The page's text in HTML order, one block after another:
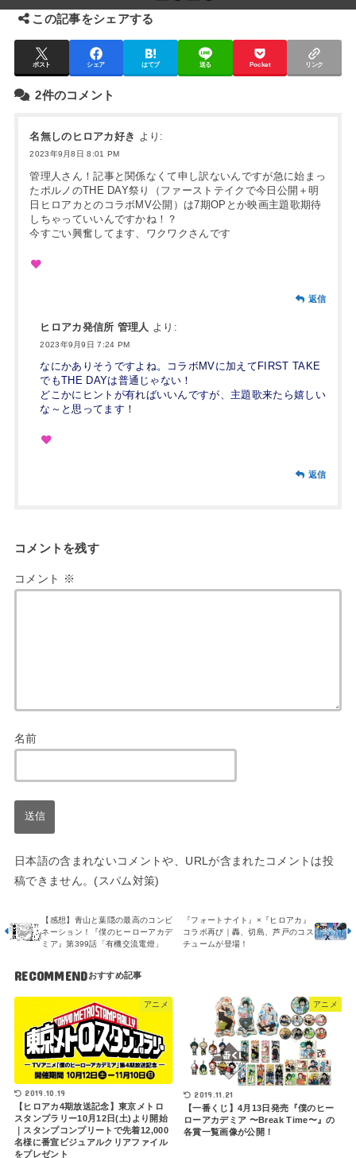
この記事をシェアする
ポスト シェア はてブ 送る Pocket リンク
2件のコメント
名無しのヒロアカ好き より:
2023年9月8日 8:01 PM
管理人さん！記事と関係なくて申し訳ないんですが急に始まっ
たポルノのTHE DAY祭り（ファーストテイクで今日公開＋明
日ヒロアカとのコラボMV公開）は7期OPとか映画主題歌期待
しちゃっていいんですかね！？
今すごい興奮してます、ワクワクさんです
返信
ヒロアカ発信所 管理人 より:
2023年9月9日 7:24 PM
なにかありそうですよね。コラボMVに加えてFIRST TAKE
でもTHE DAYは普通じゃない！
どこかにヒントが有ればいいんですが、主題歌来たら嬉しい
な～と思ってます！
返信
コメントを残す
コメント ※
名前
日本語の含まれないコメントや、URLが含まれたコメントは投
稿できません。(スパム対策)
『フォートナイト』×『ヒロアカ』
コラボ再び｜轟、切島、芦戸のコス
チュームが登場！
【感想】青山と葉隠の最高のコンビ
ネーション！『僕のヒーローアカデ
ミア』第399話「有機交流電燈」
RECOMMEND
アニメ
2019.10.19
【ヒロアカ4期放送記念】東京メトロ
スタンプラリー10月12日(土)より開始
｜スタンプコンプリートで先着12,000
名様に番宣ビジュアルクリアファイル
をプレゼント
アニメ
2019.11.21
【一番くじ】4月13日発売『僕のヒー
ローアカデミア 〜Break Time〜』の
各賞一覧画像が公開！